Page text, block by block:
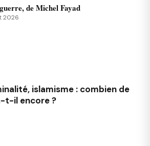
de Michel Fayad
2026
islamisme : combien de
t-il encore ?